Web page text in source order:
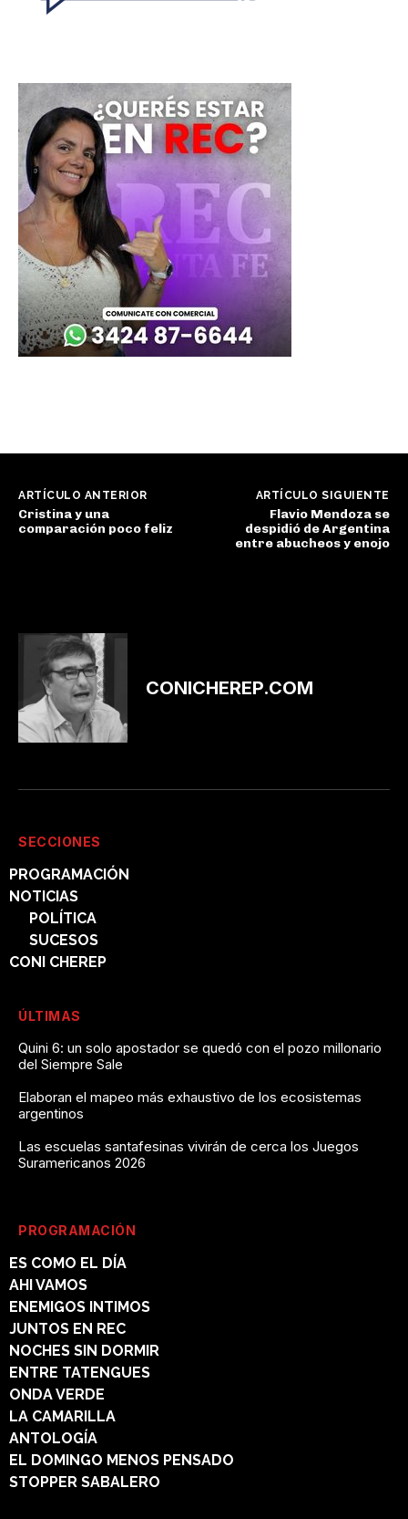
ARTÍCULO ANTERIOR
Cristina y una
comparación poco feliz
ARTÍCULO SIGUIENTE
Flavio Mendoza se
despidió de Argentina
entre abucheos y enojo
CONICHEREP.COM
SECCIONES
PROGRAMACIÓN
NOTICIAS
POLÍTICA
SUCESOS
CONI CHEREP
ÚLTIMAS
Quini 6: un solo apostador se quedó con el pozo millonario
del Siempre Sale
Elaboran el mapeo más exhaustivo de los ecosistemas
argentinos
Las escuelas santafesinas vivirán de cerca los Juegos
Suramericanos 2026
PROGRAMACIÓN
ES COMO EL DÍA
AHI VAMOS
ENEMIGOS INTIMOS
JUNTOS EN REC
NOCHES SIN DORMIR
ENTRE TATENGUES
ONDA VERDE
LA CAMARILLA
ANTOLOGÍA
EL DOMINGO MENOS PENSADO
STOPPER SABALERO